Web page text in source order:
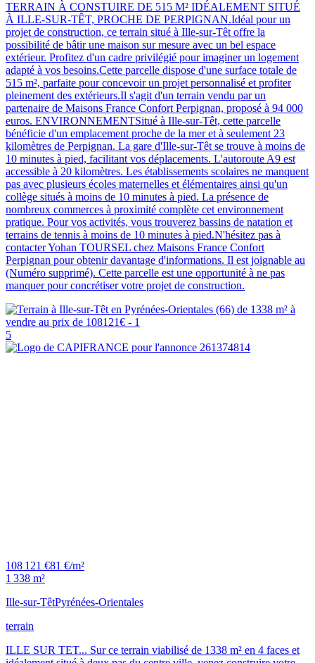
TERRAIN À CONSTUIRE DE 515 M² IDÉALEMENT SITUÉ
À ILLE-SUR-TÊT, PROCHE DE PERPIGNAN.Idéal pour un
projet de construction, ce terrain situé à Ille-sur-Têt offre la
possibilité de bâtir une maison sur mesure avec un bel espace
extérieur. Profitez d'un cadre privilégié pour imaginer un logement
adapté à vos besoins.Cette parcelle dispose d'une surface totale de
515 m², parfaite pour concevoir un projet personnalisé et profiter
pleinement des extérieurs.Il s'agit d'un terrain vendu par un
partenaire de Maisons France Confort Perpignan, proposé à 94 000
euros. ENVIRONNEMENTSitué à Ille-sur-Têt, cette parcelle
bénéficie d'un emplacement proche de la mer et à seulement 23
kilomètres de Perpignan. La gare d'Ille-sur-Têt se trouve à moins de
10 minutes à pied, facilitant vos déplacements. L'autoroute A9 est
accessible à 20 kilomètres. Les établissements scolaires ne manquent
pas avec plusieurs écoles maternelles et élémentaires ainsi qu'un
collège situés à moins de 10 minutes à pied. La présence de
nombreux commerces à proximité complète cet environnement
pratique. Pour vos activités, vous trouverez bassins de natation et
terrains de tennis à moins de 10 minutes à pied.N'hésitez pas à
contacter Yohan TOURSEL chez Maisons France Confort
Perpignan pour obtenir davantage d'informations. Il est joignable au
(Numéro supprimé). Cette parcelle est une opportunité à ne pas
manquer pour concrétiser votre projet de construction.
5
108 121 €81 €/m²
1 338 m²
Ille-sur-TêtPyrénées-Orientales
terrain
ILLE SUR TET... Sur ce terrain viabilisé de 1338 m² en 4 faces et